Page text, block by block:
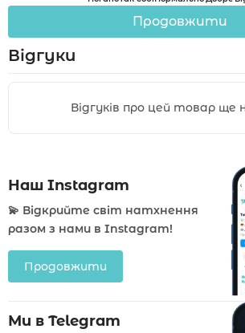
Продовжити
Відгуки
Відгуків про цей товар ще
Наш Instagram
💫 Відкрийте світ натхнення
разом з нами в Instagram!
Продовжити
Ми в Telegram